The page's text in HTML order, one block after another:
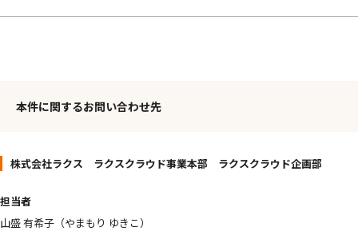
本件に関するお問い合わせ先
株式会社ラクス ラクスクラウド事業本部 ラクスクラウド企画部
担当者
山盛 有希子（やまもり ゆきこ）